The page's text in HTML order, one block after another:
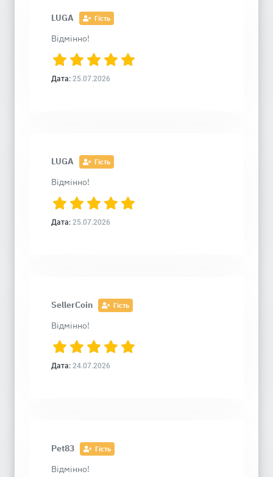
LUGA Гість
Відмінно!
Дата: 25.07.2026
LUGA Гість
Відмінно!
Дата: 25.07.2026
SellerCoin Гість
Відмінно!
Дата: 24.07.2026
Pet83 Гість
Відмінно!